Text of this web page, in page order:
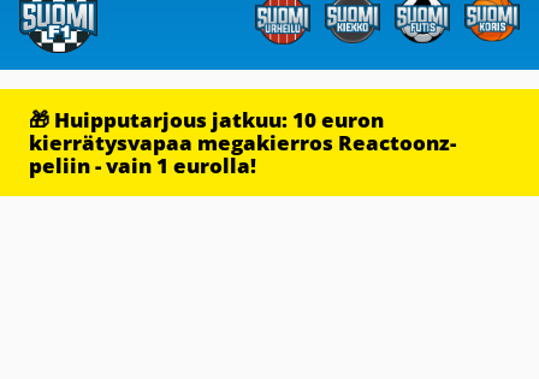
🎁 Huipputarjous jatkuu: 10 euron
kierrätysvapaa megakierros Reactoonz-
peliin - vain 1 eurolla!